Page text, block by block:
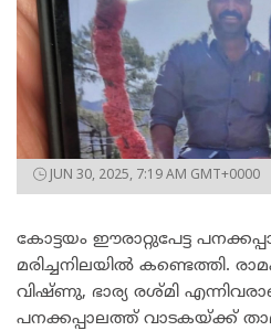
JUN 30, 2025, 7:19 AM GMT+0000
കോട്ടയം ഈരാ​റ്റുപേട്ട
മരിച്ചനിലയിൽ കണ്ടെത്തി.
വിഷ്ണു, ഭാര്യ രശ്മി
പനക്കപ്പാലത്ത് വാടകയ്ക്ക്